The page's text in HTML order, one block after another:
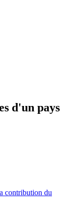
d'un pays
contribution du